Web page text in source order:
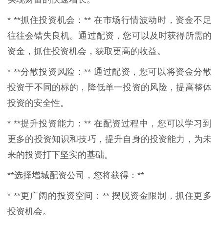
* **抓住投资机会：** 在市场行情波动时，资金不足
往往会错失良机。通过配资，您可以及时获得所需的
资金，抓住投资机会，获取更高的收益。
* **分散投资风险：** 通过配资，您可以将资金分散
投资于不同的标的，降低单一投资的风险，提高整体
投资的安全性。
* **提升投资能力：** 在配资过程中，您可以学习到
更多的投资知识和技巧，提升自身的投资能力，为未
来的投资打下坚实的基础。
**选择增城配资公司，您将获得：**
* **更广阔的投资空间：** 摆脱资金限制，抓住更多
投资机会。